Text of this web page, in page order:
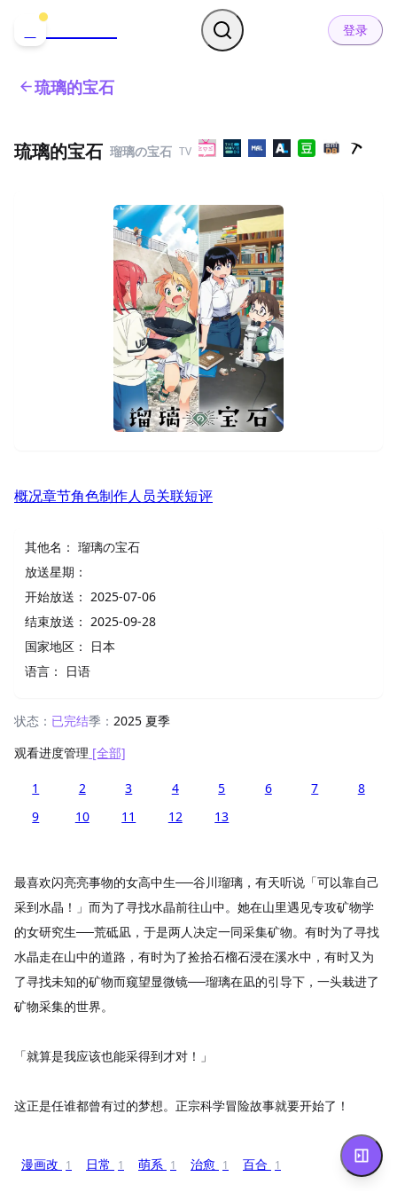
登录
琉璃的宝石
琉璃的宝石 瑠璃の宝石 TV
概况章节角色制作人员关联短评
其他名： 瑠璃の宝石
放送星期：
开始放送： 2025-07-06
结束放送： 2025-09-28
国家地区：
日本
语言：
日语
状态： 已完结季： 2025 夏季
观看进度管理 [全部]
1 2 3 4 5 6 7
8
9
10 11 12 13
最喜欢闪亮亮事物的女高中生──谷川瑠璃，有天听说「可以靠自己
采到水晶！」而为了寻找水晶前往山中。她在山里遇见专攻矿物学
的女研究生──荒砥凪，于是两人决定一同采集矿物。有时为了寻找
水晶走在山中的道路，有时为了捡拾石榴石浸在溪水中，有时又为
了寻找未知的矿物而窥望显微镜──瑠璃在凪的引导下，一头栽进了
矿物采集的世界。
「就算是我应该也能采得到才对！」
这正是任谁都曾有过的梦想。正宗科学冒险故事就要开始了！
漫画改 1 日常 1 萌系 1 治愈 1 百合 1